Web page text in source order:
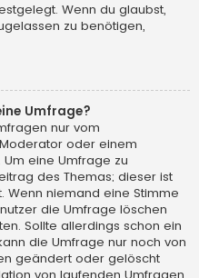
Wenn du glaubst,
zu benötigen,
Umfrage?
nur vom
oder einem
eine Umfrage zu
des Themas; dieser ist
Wenn niemand eine Stimme
die Umfrage löschen
Sollte allerdings schon ein
die Umfrage nur noch von
geändert oder gelöscht